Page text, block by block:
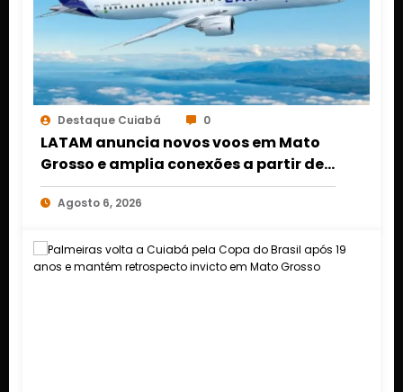
Destaque Cuiabá 0
LATAM anuncia novos voos em Mato
Grosso e amplia conexões a partir de
Cuiabá e Rondonópolis
Agosto 6, 2026